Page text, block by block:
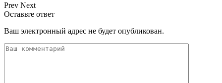
Prev Next
Оставьте ответ
Ваш электронный адрес не будет опубликован.